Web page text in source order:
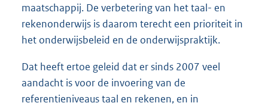
maatschappij. De verbetering van het taal- en
rekenonderwijs is daarom terecht een prioriteit in
het onderwijsbeleid en de onderwijspraktijk.
Dat heeft ertoe geleid dat er sinds 2007 veel
aandacht is voor de invoering van de
referentieniveaus taal en rekenen, en in